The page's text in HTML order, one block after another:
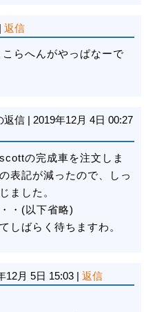
| 返信
らへんがやっぱなーで
返信 | 2019年12月 4日 00:27
の完成車を注文しま
表記が減ったので、しっ
ました。
・(以下省略)
しばらく待ちますわ。
12月 5日 15:03 | 返信